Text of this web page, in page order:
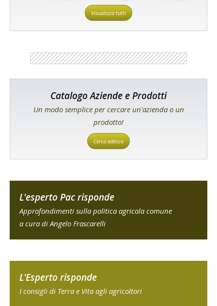
Visualizza tutti
Catalogo Aziende e Prodotti
Un modo semplice per cercare un'azienda o un
prodotto!
Cerca adesso
L'esperto Pac risponde
Approfondimenti sulla politica agricola comune
a cura di Angelo Frascarelli
L'Esperto risponde
I consigli di Terra e Vita agli agricoltori